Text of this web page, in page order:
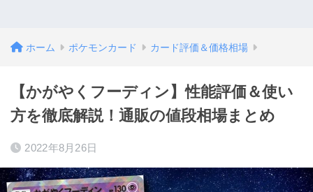
ホーム ポケモンカード カード評価＆価格相場
【かがやくフーディン】性能評価＆使い
方を徹底解説！通販の値段相場まとめ
2022年8月26日